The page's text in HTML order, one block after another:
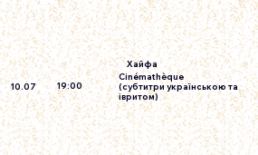
Хайфа
10.07 19:00
Cinémathèque
(субтитри українською та
івритом)